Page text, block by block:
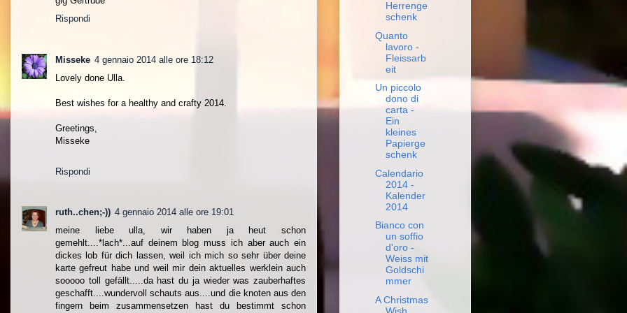
Rispondi
Misseke 4 gennaio 2014 alle ore 18:12
Lovely done Ulla.
Best wishes for a healthy and crafty 2014.
Greetings,
Misseke
Rispondi
ruth..chen;-)) 4 gennaio 2014 alle ore 19:01
meine liebe ulla, wir haben ja heut schon
gemehlt....*lach*...auf deinem blog muss ich aber auch ein
dickes lob für dich lassen, weil ich mich so sehr über deine
karte gefreut habe und weil mir dein aktuelles werklein auch
sooooo toll gefällt.....da hast du ja wieder was zauberhaftes
geschafft....wundervoll schauts aus....und die knoten aus den
fingern beim zusammensetzen hast du bestimmt schon
Herrenge
schenk
Quanto
lavoro -
Fleissarb
eit
Un piccolo
dono di
carta -
Ein
kleines
Papierge
schenk
Calendario
2014 -
Kalender
2014
Bianco con
un soffio
d'oro -
Weiss mit
Goldschi
mmer
A Christmas